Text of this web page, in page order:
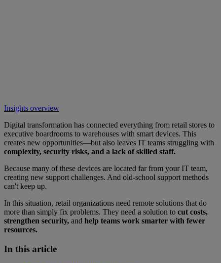
Insights overview
Digital transformation has connected everything from retail stores to
executive boardrooms to warehouses with smart devices. This
creates new opportunities—but also leaves IT teams struggling with
complexity, security risks, and a lack of skilled staff.
Because many of these devices are located far from your IT team,
creating new support challenges. And old-school support methods
can't keep up.
In this situation, retail organizations need remote solutions that do
more than simply fix problems. They need a solution to cut costs,
strengthen security, and help teams work smarter with fewer
resources.
In this article